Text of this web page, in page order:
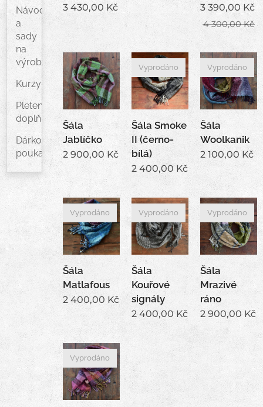
Návody
a
sady
na
výrobu
Kurzy
Pletené
doplňky
Dárkové
poukazy
3 430,00 Kč 3 390,00 Kč
4 300,00Kč
Šála
Jablíčko
2 900,00Kč
Šála Smoke
II (černo-
bílá)
Vyprodáno
2 400,00 Kč
Šála
Woolkanik
Vyprodáno
2 100,00 Kč
Šála
Matlafous
Vyprodáno
2 400,00 Kč
Šála
Kouřové
signály
Vyprodáno
2 400,00Kč
Šála
Mrazivé
ráno
Vyprodáno
2 900,00 Kč
Vyprodáno